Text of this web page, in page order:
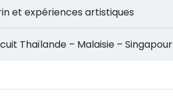
marin et expériences artistiques
circuit Thaïlande – Malaisie – Singapour